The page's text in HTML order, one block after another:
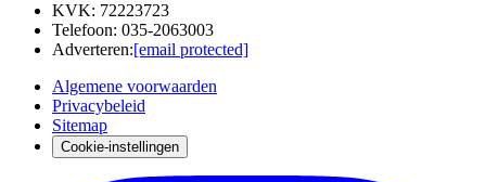
KVK: 72223723
Telefoon: 035-2063003
Adverteren:[email protected]
Algemene voorwaarden
Privacybeleid
Sitemap
Cookie-instellingen